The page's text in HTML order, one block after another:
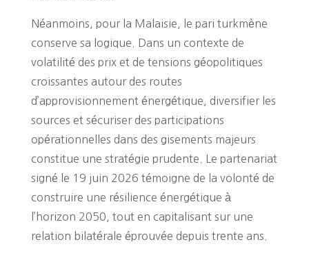
Néanmoins, pour la Malaisie, le pari turkmène
conserve sa logique. Dans un contexte de
volatilité des prix et de tensions géopolitiques
croissantes autour des routes
d’approvisionnement énergétique, diversifier les
sources et sécuriser des participations
opérationnelles dans des gisements majeurs
constitue une stratégie prudente. Le partenariat
signé le 19 juin 2026 témoigne de la volonté de
construire une résilience énergétique à
l’horizon 2050, tout en capitalisant sur une
relation bilatérale éprouvée depuis trente ans.